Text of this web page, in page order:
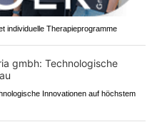
individuelle Therapieprogramme
Innovationen auf höchstem